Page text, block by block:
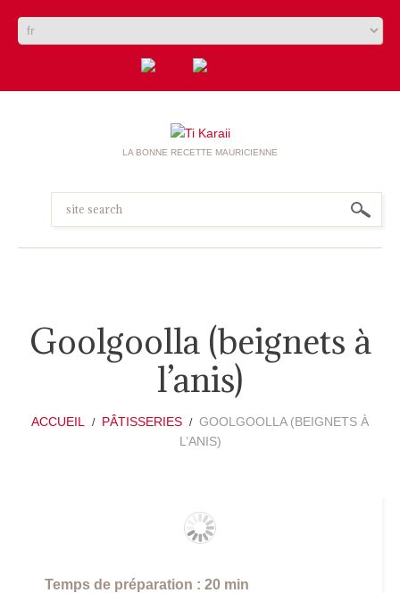
LA BONNE RECETTE MAURICIENNE
Goolgoolla (beignets à
l’anis)
ACCUEIL PÂTISSERIES
GOOLGOOLLA (BEIGNETS À
L’ANIS)
Temps de préparation : 20 min